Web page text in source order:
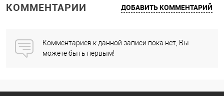
КОММЕНТАРИИ ДОБАВИТЬ КОММЕНТАРИЙ
Комментариев к данной записи пока нет, Вы
можете быть первым!